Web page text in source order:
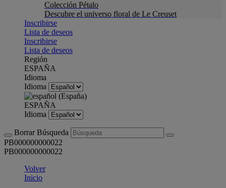
Colección Pétalo
Descubre el universo floral de Le Creuset
Inscribirse
Lista de deseos
Inscribirse
Lista de deseos
Región
ESPAÑA
Idioma
Idioma
ESPAÑA
Idioma
Borrar Búsqueda
PB000000000022
PB000000000022
Volver
Inicio